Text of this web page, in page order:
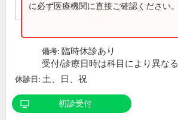
14:00～17:00 ● ● ● ●
に必ず医療機関に直接ご確認ください。
備考: 臨時休診あり
受付/診療日時は科目により異なる
休診日: 土、日、祝
初診受付